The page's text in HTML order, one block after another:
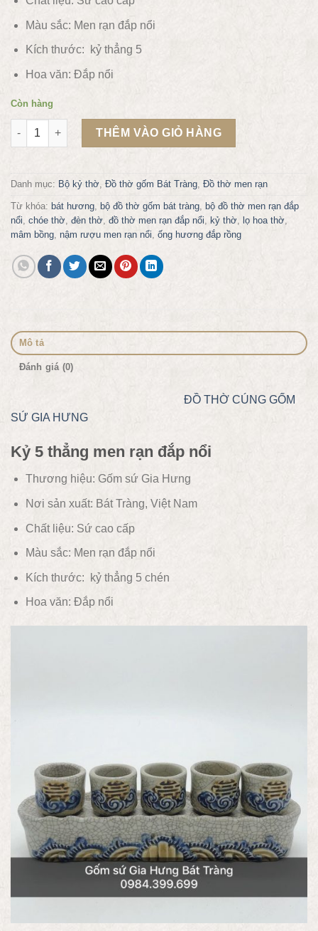
Màu sắc: Men rạn đắp nổi
Kích thước: kỷ thẳng 5
Hoa văn: Đắp nổi
Còn hàng
Kỷ 5 thẳng men rạn đắp nổi số lượng
THÊM VÀO GIỎ HÀNG
Danh mục: Bộ kỷ thờ, Đồ thờ gốm Bát Tràng, Đồ thờ men rạn
Từ khóa: bát hương, bộ đồ thờ gốm bát tràng, bộ đồ thờ men rạn đắp
nổi, chóe thờ, đèn thờ, đồ thờ men rạn đắp nổi, kỷ thờ, lọ hoa thờ,
mâm bồng, nậm rượu men rạn nổi, ống hương đắp rồng
Mô tả
Đánh giá (0)
ĐỒ THỜ CÚNG GỐM
SỨ GIA HƯNG
Kỷ 5 thẳng men rạn đắp nổi
Thương hiệu: Gốm sứ Gia Hưng
Nơi sản xuất: Bát Tràng, Việt Nam
Chất liệu: Sứ cao cấp
Màu sắc: Men rạn đắp nổi
Kích thước: kỷ thẳng 5 chén
Hoa văn: Đắp nổi